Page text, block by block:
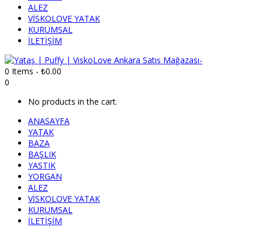
ALEZ
VİSKOLOVE YATAK
KURUMSAL
İLETİŞİM
0 Items - ₺0.00
0
No products in the cart.
ANASAYFA
YATAK
BAZA
BAŞLIK
YASTIK
YORGAN
ALEZ
VİSKOLOVE YATAK
KURUMSAL
İLETİŞİM